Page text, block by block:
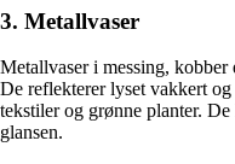
3. Metallvaser
Metallvaser i messing, kobber
De reflekterer lyset vakkert
tekstiler og grønne planter.
glansen.